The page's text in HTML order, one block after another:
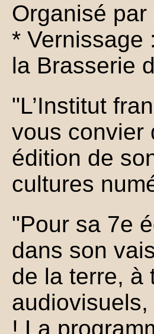
Organisé par
* Vernissage
la Brasserie
"L’Institut
vous convier
édition de
cultures
"Pour sa 7e
dans son
de la terre, à
! La